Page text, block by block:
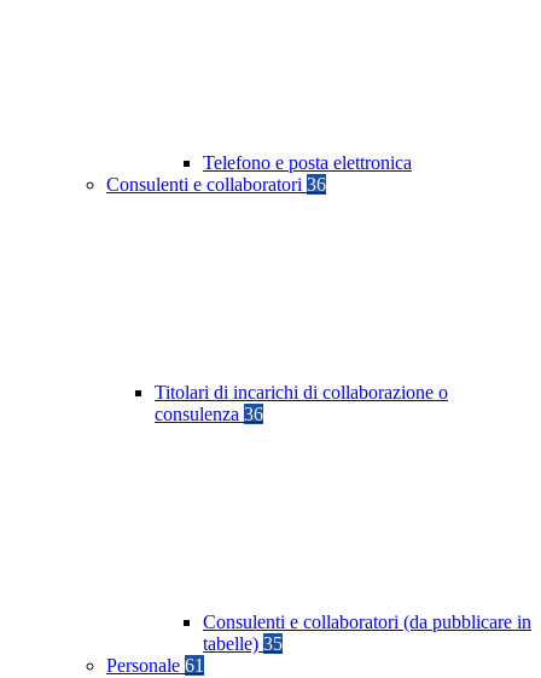
Telefono e posta elettronica
Consulenti e collaboratori 36
Titolari di incarichi di collaborazione o
consulenza 36
Consulenti e collaboratori (da pubblicare in
tabelle) 35
Personale 61